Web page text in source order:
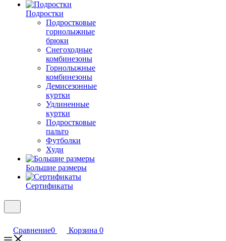
Подростки
Подростковые
горнолыжные
брюки
Снегоходные
комбинезоны
Горнолыжные
комбинезоны
Демисезонные
куртки
Удлиненные
куртки
Подростковые
пальто
Футболки
Худи
Большие размеры
Сертификаты
Сравнение0 Корзина 0